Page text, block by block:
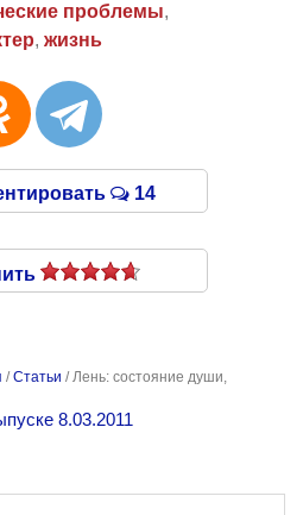
проблемы,
, жизнь
14
/Статьи /Лень: состояние души,
8.03.2011